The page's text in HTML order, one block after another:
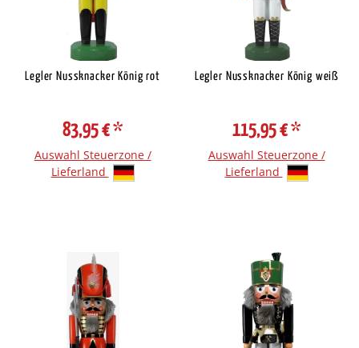
Legler Nussknacker König rot
83,95 €*
Auswahl Steuerzone /
Lieferland
Legler Nussknacker König weiß
115,95 €*
Auswahl Steuerzone /
Lieferland